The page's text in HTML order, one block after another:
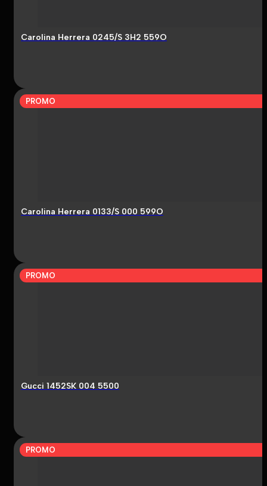
Carolina Herrera 0245/S 3H2 559O
PROMO
Carolina Herrera 0133/S 000 599O
PROMO
Gucci 1452SK 004 5500
PROMO